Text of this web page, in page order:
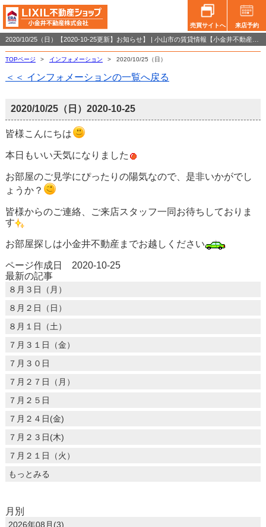
売買サイトへ 来店予約
TOPページ > インフォメーション > 2020/10/25（日）
＜＜ インフォメーションの一覧へ戻る
2020/10/25（日） 2020-10-25
皆様こんにちは
本日もいい天気になりました
お部屋のご見学にぴったりの陽気なので、是非いかがでし
ょうか？
皆様からのご連絡、ご来店スタッフ一同お待ちしておりま
す
お部屋探しは小金井不動産までお越しください
ページ作成日 2020-10-25
最新の記事
８月３日（月）
８月２日（日）
８月１日（土）
７月３１日（金）
７月３０日
７月２７日（月）
７月２５日
７月２４日(金)
７月２３日(木)
７月２１日（火）
もっとみる
月別
2026年08月(3)